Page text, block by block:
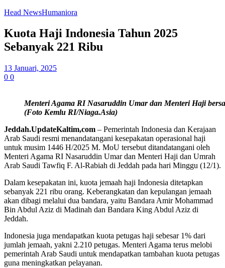
Head NewsHumaniora
Kuota Haji Indonesia Tahun 2025
Sebanyak 221 Ribu
13 Januari, 2025
0 0
Menteri Agama RI Nasaruddin Umar dan Menteri Haji
(Foto Kemlu RI/Niaga.Asia)
Jeddah.UpdateKaltim,com – Pemerintah Indonesia dan Kerajaan
Arab Saudi resmi menandatangani kesepakatan operasional haji
untuk musim 1446 H/2025 M. MoU tersebut ditandatangani oleh
Menteri Agama RI Nasaruddin Umar dan Menteri Haji dan Umrah
Arab Saudi Tawfiq F. Al-Rabiah di Jeddah pada hari Minggu (12/1).
Dalam kesepakatan ini, kuota jemaah haji Indonesia ditetapkan
sebanyak 221 ribu orang. Keberangkatan dan kepulangan jemaah
akan dibagi melalui dua bandara, yaitu Bandara Amir Mohammad
Bin Abdul Aziz di Madinah dan Bandara King Abdul Aziz di
Jeddah.
Indonesia juga mendapatkan kuota petugas haji sebesar 1% dari
jumlah jemaah, yakni 2.210 petugas. Menteri Agama terus melobi
pemerintah Arab Saudi untuk mendapatkan tambahan kuota petugas
guna meningkatkan pelayanan.